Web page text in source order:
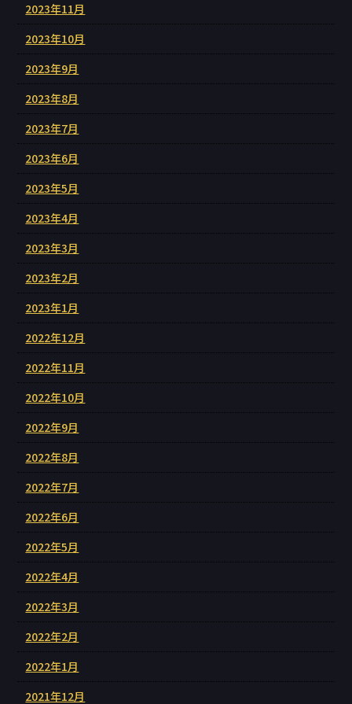
2023年11月
2023年10月
2023年9月
2023年8月
2023年7月
2023年6月
2023年5月
2023年4月
2023年3月
2023年2月
2023年1月
2022年12月
2022年11月
2022年10月
2022年9月
2022年8月
2022年7月
2022年6月
2022年5月
2022年4月
2022年3月
2022年2月
2022年1月
2021年12月